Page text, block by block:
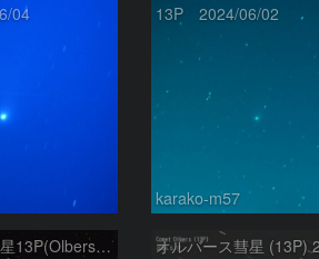
04 13P 2024/06/02
karako-m57
オルバース彗星13P(Olbers)とM36